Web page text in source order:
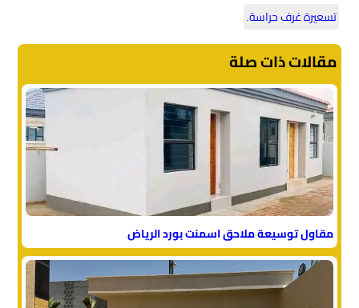
تسعيرة غرف حراسة.
مقالات ذات صلة
مقاول توسيعة ملاحق اسمنت بورد الرياض